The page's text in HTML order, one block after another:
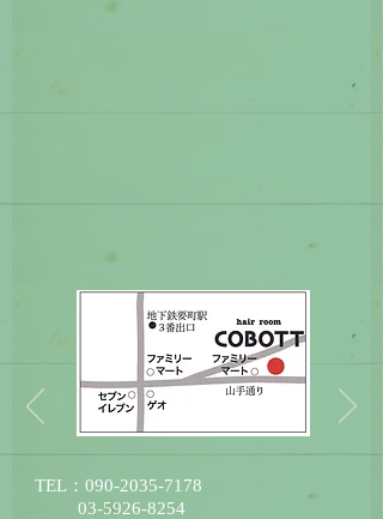
TEL：090-2035-7178
03-5926-8254